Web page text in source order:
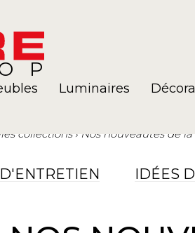
Luminaires
collections Nos nouveautés de
IDÉES